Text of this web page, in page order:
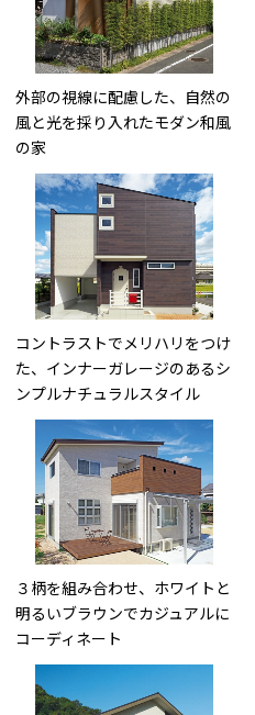
外部の視線に配慮した、自然の
風と光を採り入れたモダン和風
の家
コントラストでメリハリをつけ
た、インナーガレージのあるシ
ンプルナチュラルスタイル
３柄を組み合わせ、ホワイトと
明るいブラウンでカジュアルに
コーディネート